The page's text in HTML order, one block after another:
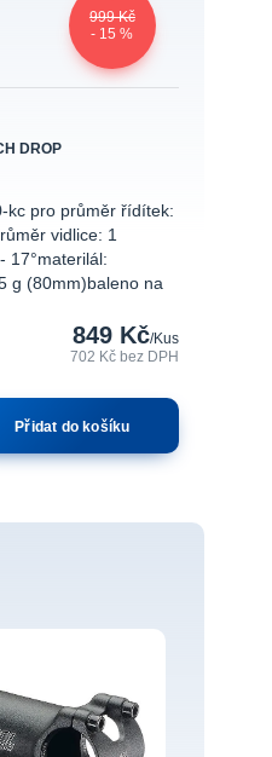
999 Kč
- 15 %
DROP
kc pro průměr řídítek:
vidlice: 1
17°materilál:
g (80mm)baleno na
849 Kč/Kus
702 Kčbez DPH
Přidat do košíku